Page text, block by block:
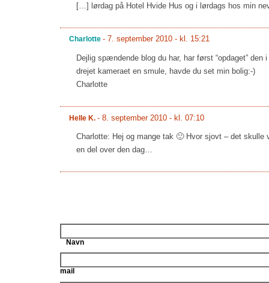
[…] lørdag på Hotel Hvide Hus og i lørdags hos min
Charlotte - 7. september 2010 - kl. 15:21
Dejlig spændende blog du har, har først “opdaget”
drejet kameraet en smule, havde du set min bolig:-)
Charlotte
Helle K. - 8. september 2010 - kl. 07:10
Charlotte: Hej og mange tak 🙂 Hvor sjovt – det
en del over den dag…
Navn
mail